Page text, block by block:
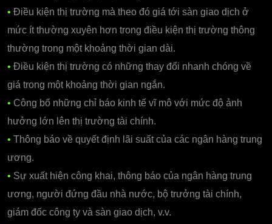
• Điều kiện thị trường mà theo đó giá tới sàn giao dịch ở
mức ít thường xuyên hơn trong điều kiện thị trường thông
thường trong một khoảng thời gian dài.
• Điều kiện thị trường có những thay đổi nhanh chóng về
giá trong một khoảng thời gian ngắn.
• Công bố những chỉ báo kinh tế vĩ mô với mức độ ảnh
hưởng lớn lên thị trường tài chính.
• Thông báo về quyết định lãi suất của các ngân hàng trung
ương.
• Sự xuất hiện công khai, thông báo của ngân hàng trung
ương, người đứng đầu nhà nước, bộ trưởng tài chính,
giám đốc công ty và sàn giao dịch, v.v.